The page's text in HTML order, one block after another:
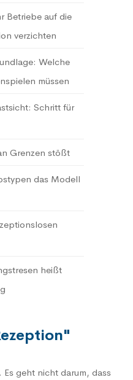
Betriebe auf die
verzichten
Welche
müssen
Schritt für
Grenzen stößt
das Modell
heißt
geht nicht darum, dass